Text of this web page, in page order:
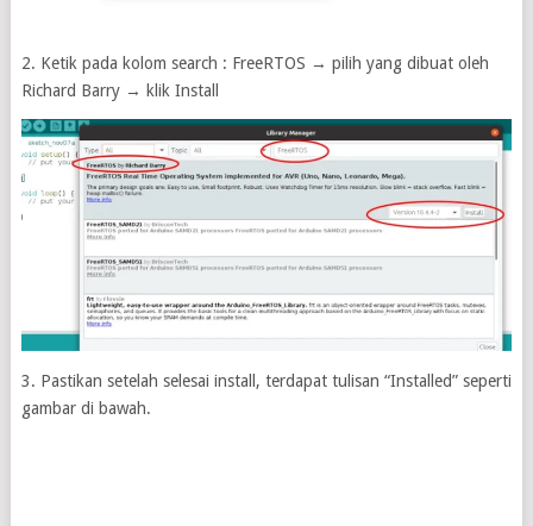
2. Ketik pada kolom search : FreeRTOS → pilih yang dibuat oleh
Richard Barry → klik Install
3. Pastikan setelah selesai install, terdapat tulisan “Installed” seperti
gambar di bawah.